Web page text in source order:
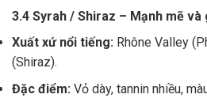
3.4 Syrah / Shiraz – Mạnh mẽ và
Xuất xứ nổi tiếng: Rhône Valley
(Shiraz).
Đặc điểm: Vỏ dày, tannin nhiều,